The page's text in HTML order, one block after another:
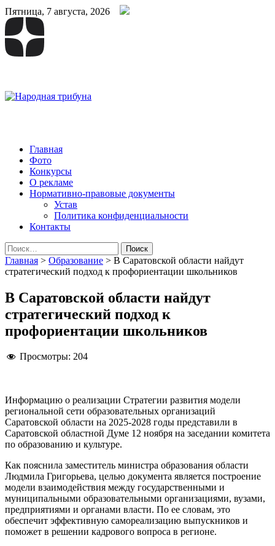
Пятница, 7 августа, 2026
Народная трибуна
Калининская районная газета
Главная
Фото
Конкурсы
О рекламе
Нормативно-правовые документы
Устав
Политика конфиденциальности
Контакты
Найти:
Главная > Образование > В Саратовской области найдут
стратегический подход к профориентации школьников
В Саратовской области найдут
стратегический подход к
профориентации школьников
Просмотры: 204
Информацию о реализации Стратегии развития модели
региональной сети образовательных организаций
Саратовской области на 2025-2028 годы представили в
Саратовской областной Думе 12 ноября на заседании комитета
по образованию и культуре.
Как пояснила заместитель министра образования области
Людмила Григорьева, целью документа является построение
модели взаимодействия между государственными и
муниципальными образовательными организациями, вузами,
предприятиями и органами власти. По ее словам, это
обеспечит эффективную самореализацию выпускников и
поможет в решении кадрового вопроса в регионе.